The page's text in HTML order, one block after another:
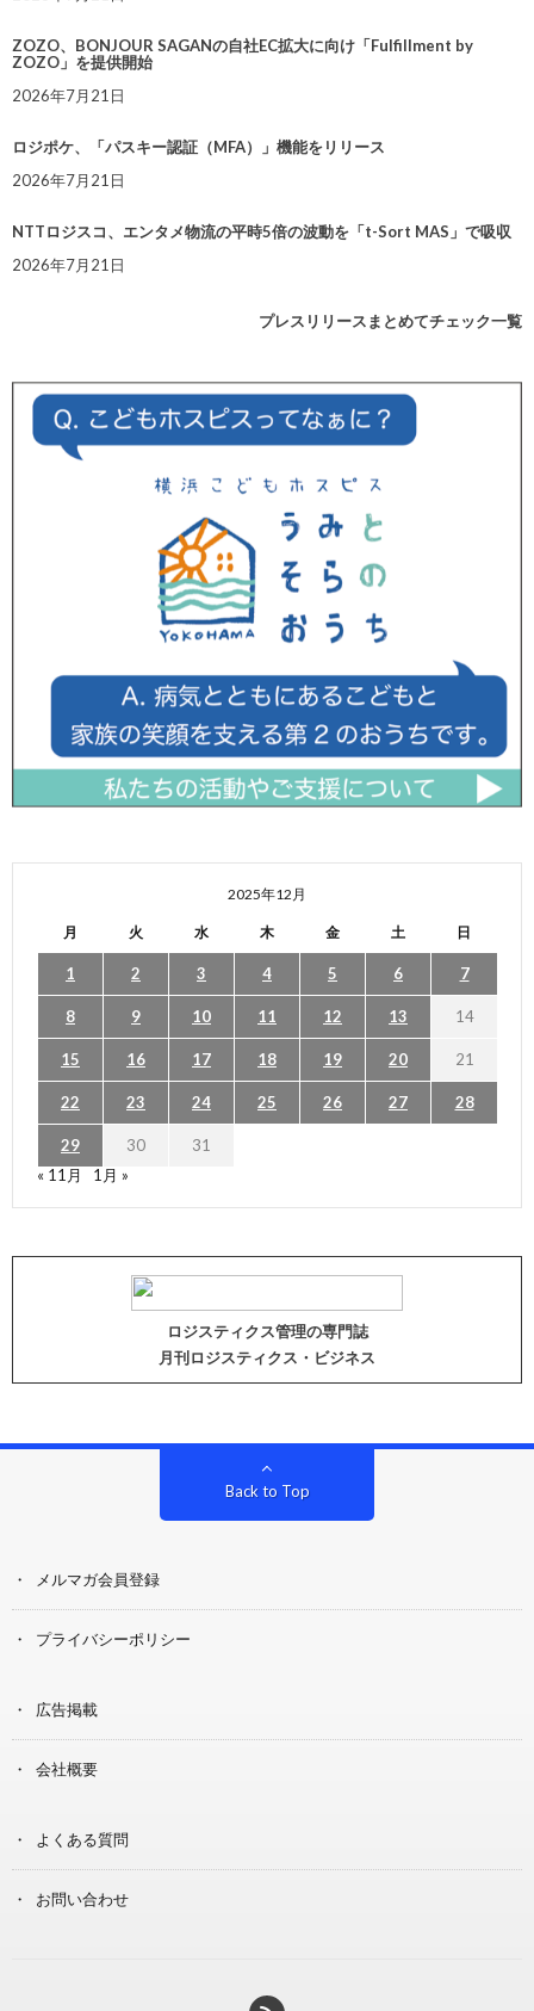
ZOZO、BONJOUR SAGANの自社EC拡大に向け「Fulfillment by
ZOZO」を提供開始
2026年7月21日
ロジポケ、「パスキー認証（MFA）」機能をリリース
2026年7月21日
NTTロジスコ、エンタメ物流の平時5倍の波動を「t-Sort MAS」で吸収
2026年7月21日
プレスリリースまとめてチェック一覧
2025年12月
月 火 水 木 金 土 日
1 2 3 4 5 6 7
8 9 10 11 12 13 14
15 16 17 18 19 20 21
22 23 24 25 26 27 28
29 30
31
« 11月
1月 »
ロジスティクス管理の専門誌
月刊ロジスティクス・ビジネス
Back to Top
メルマガ会員登録
プライバシーポリシー
広告掲載
会社概要
よくある質問
お問い合わせ